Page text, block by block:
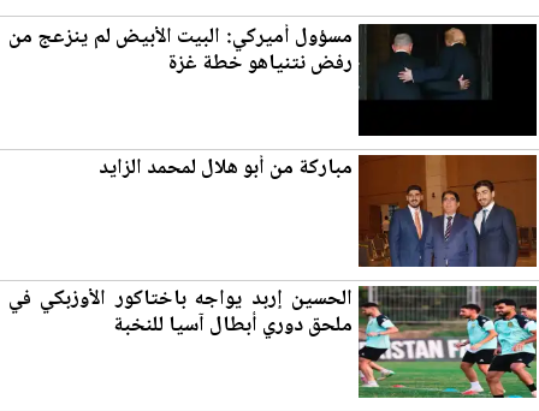
مسؤول أميركي: البيت الأبيض لم ينزعج من
رفض نتنياهو خطة غزة
مباركة من أبو هلال لمحمد الزايد
الحسين إربد يواجه باختاكور الأوزبكي في
ملحق دوري أبطال آسيا للنخبة